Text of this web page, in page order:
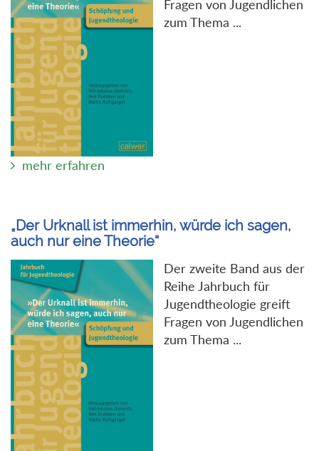
Fragen von Jugendlichen
zum Thema ...
mehr erfahren
„Der Urknall ist immerhin, würde ich sagen,
auch nur eine Theorie“
Der zweite Band aus der
Reihe Jahrbuch für
Jugendtheologie greift
Fragen von Jugendlichen
zum Thema ...